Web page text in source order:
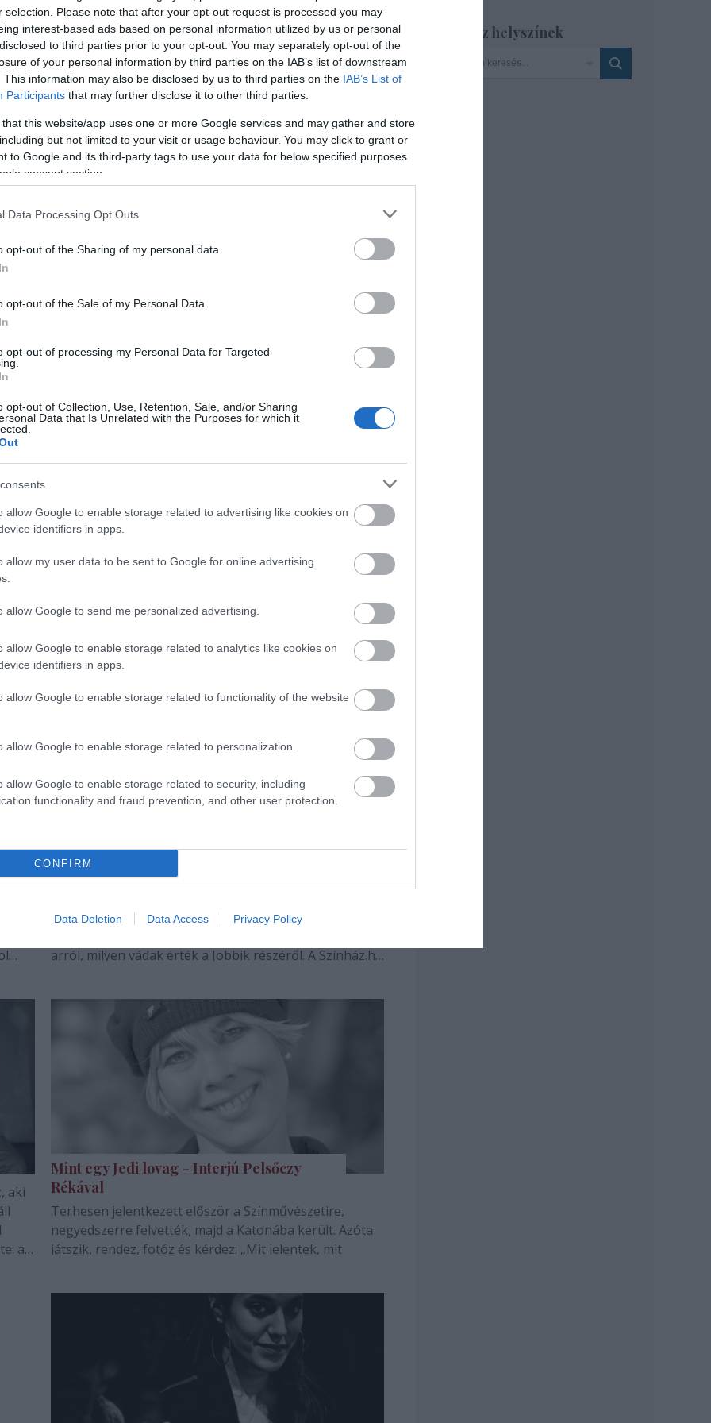
selection. Please note that after your opt-out request is processed you may
interest-based ads based on personal information utilized by us or personal
to third parties prior to your opt-out. You may separately opt-out of the
of your personal information by third parties on the IAB’s list of downstream
This information may also be disclosed by us to third parties on the IAB’s List of
Participants that may further disclose it to other third parties.
that this website/app uses one or more Google services and may gather and store
but not limited to your visit or usage behaviour. You may click to grant or
to Google and its third-party tags to use your data for below specified purposes
consent section.
Data Processing Opt Outs
opt-out of the Sharing of my personal data.
opt-out of the Sale of my Personal Data.
opt-out of processing my Personal Data for Targeted
opt-out of Collection, Use, Retention, Sale, and/or Sharing
Data that Is Unrelated with the Purposes for which it
allow Google to enable storage related to advertising like cookies on
identifiers in apps.
allow my user data to be sent to Google for online advertising
allow Google to send me personalized advertising.
allow Google to enable storage related to analytics like cookies on
identifiers in apps.
allow Google to enable storage related to functionality of the website
allow Google to enable storage related to personalization.
allow Google to enable storage related to security, including
functionality and fraud prevention, and other user protection.
CONFIRM
Data Deletion Data Access Privacy Policy
a
2011. február 19-én Európai történet címmel mutatja be
új, középiskolásoknak készült előadását a Kolibri
Gyermek- és Ifjúsági Színház a Kolibri Pincében. Robert
Jelinek a romák - nem romák közötti ellentétekről írt
drámáját Benedek Judit állítja színpadra.
a
Multi
február 18 és 26 között!!
tájékoztatni a közönségét, hogy a Macska a forró tetőn
című előadás február 17-i bemutatóján a darab egyik
miatt a Macska a forró tetőn február 18-i és 19-i, 23-i és
24-i, illetve a Kár, hogy kurva…
az
Jóllehet, együtt jártunk a Színművészetire, nem
emlékszem rá, hogy néhány szónál többet beszéltünk
volna. Kivéve egy színészileg merőben elkeseredett
életszakaszát (melyik nem volt az?), amikor a Csengery
előadóteremben játszott alkalmilag…
Újabb őserdők
mint 20 éve a pályán van. Eleinte színészetéről írtak az
arról, milyen vádak érték a Jobbik részéről. A Színház.hu
aki
az
Mint egy Jedi lovag - Interjú Pelsőczy
Rékával
Terhesen jelentkezett először a Színművészetire,
negyedszerre felvették, majd a Katonába került. Azóta
játszik, rendez, fotóz és kérdez: „Mit jelentek, mit
bemutatják Szeret..lek című rendezését.
Szinház helyszínek